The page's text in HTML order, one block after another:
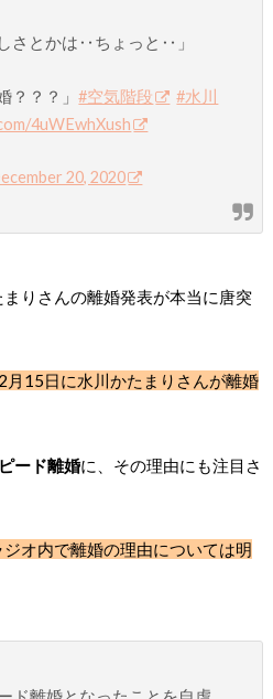
さとかは‥ちょっと‥」
？？？」#空気階段
#水川
4uWEwhXush
20, 2020
りさんの離婚発表が本当に唐突
月15日に水川かたまりさんが離婚
ード離婚に、その理由にも注目さ
ジオ内で離婚の理由については明